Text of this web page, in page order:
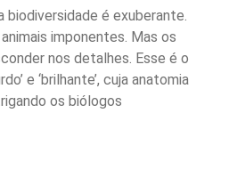
biodiversidade é exuberante.
imponentes. Mas os
nos detalhes. Esse é o
e ‘brilhante’, cuja anatomia
os biólogos